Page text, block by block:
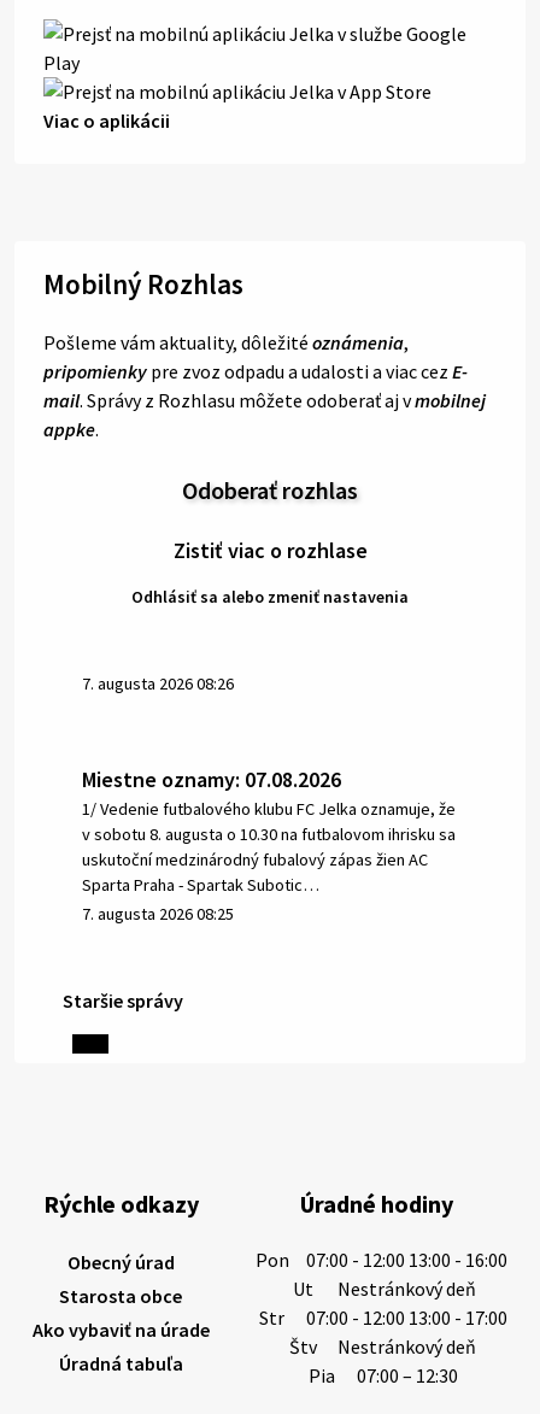
Viac o aplikácii
Mobilný Rozhlas
Pošleme vám aktuality, dôležité oznámenia,
pripomienky pre zvoz odpadu a udalosti a viac cez E-
mail. Správy z Rozhlasu môžete odoberať aj vmobilnej
appke.
Odoberať rozhlas
Zistiť viac o rozhlase
Odhlásiť sa alebo zmeniť nastavenia
7. augusta 2026 08:26
Miestne oznamy: 07.08.2026
1/ Vedenie futbalového klubu FC Jelka oznamuje, že
v sobotu 8. augusta o 10.30 na futbalovom ihrisku sa
uskutoční medzinárodný fubalový zápas žien AC
Sparta Praha - Spartak Subotic…
7. augusta 2026 08:25
6. augusta 2026 08:13
výdatnosti vodárenských zdrojov.
Západoslovenská vodárenská spoločnosť preto
6. augusta 2026 08:12
5. augusta 2026 13:10
Staršie správy
Rýchle odkazy
Obecný úrad
Starosta obce
Ako vybaviť na úrade
Úradná tabuľa
Úradné hodiny
Pon
07:00 - 12:00 13:00 - 16:00
Ut
Nestránkový deň
Str
07:00 - 12:00 13:00 - 17:00
Štv
Nestránkový deň
Pia
07:00 – 12:30